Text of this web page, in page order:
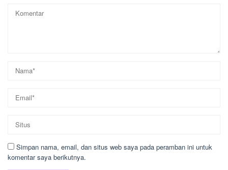
Simpan nama, email, dan situs web saya pada peramban ini untuk
komentar saya berikutnya.